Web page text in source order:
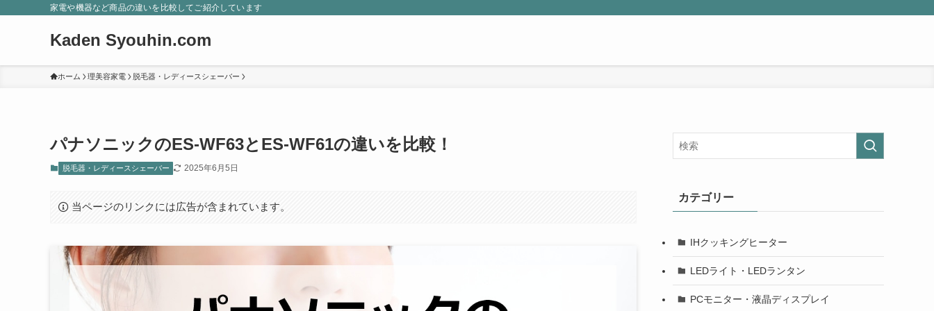
家電や機器など商品の違いを比較してご紹介しています
Kaden Syouhin.com
ホーム 理美容家電 脱毛器・レディースシェーバー
パナソニックのES-WF63とES-WF61の違いを比較！
脱毛器・レディースシェーバー 2025年6月5日
当ページのリンクには広告が含まれています。
カテゴリー
IHクッキングヒーター
LEDライト・LEDランタン
PCモニター・液晶ディスプレイ